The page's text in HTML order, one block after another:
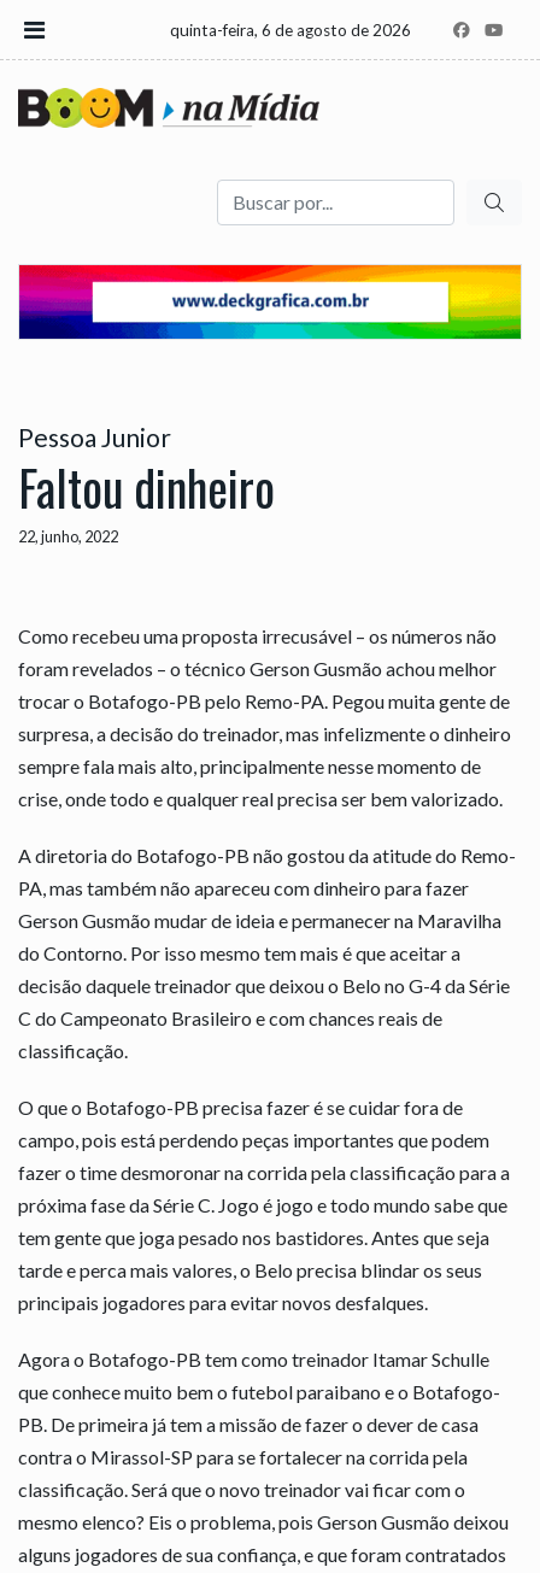
quinta-feira, 6 de agosto de 2026
Buscar
Pessoa Junior
Faltou dinheiro
22, junho, 2022
Como recebeu uma proposta irrecusável – os números não
foram revelados – o técnico Gerson Gusmão achou melhor
trocar o Botafogo-PB pelo Remo-PA. Pegou muita gente de
surpresa, a decisão do treinador, mas infelizmente o dinheiro
sempre fala mais alto, principalmente nesse momento de
crise, onde todo e qualquer real precisa ser bem valorizado.
A diretoria do Botafogo-PB não gostou da atitude do Remo-
PA, mas também não apareceu com dinheiro para fazer
Gerson Gusmão mudar de ideia e permanecer na Maravilha
do Contorno. Por isso mesmo tem mais é que aceitar a
decisão daquele treinador que deixou o Belo no G-4 da Série
C do Campeonato Brasileiro e com chances reais de
classificação.
O que o Botafogo-PB precisa fazer é se cuidar fora de
campo, pois está perdendo peças importantes que podem
fazer o time desmoronar na corrida pela classificação para a
próxima fase da Série C. Jogo é jogo e todo mundo sabe que
tem gente que joga pesado nos bastidores. Antes que seja
tarde e perca mais valores, o Belo precisa blindar os seus
principais jogadores para evitar novos desfalques.
Agora o Botafogo-PB tem como treinador Itamar Schulle
que conhece muito bem o futebol paraibano e o Botafogo-
PB. De primeira já tem a missão de fazer o dever de casa
contra o Mirassol-SP para se fortalecer na corrida pela
classificação. Será que o novo treinador vai ficar com o
mesmo elenco? Eis o problema, pois Gerson Gusmão deixou
alguns jogadores de sua confiança, e que foram contratados